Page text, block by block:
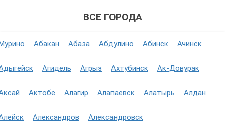
ВСЕ ГОРОДА
Абакан Абаза Абдулино Абинск Ачинск
Агидель Агрыз Ахтубинск Ак-Довурак
Актобе Алагир Алапаевск Алатырь Алдан
Александров Александровск